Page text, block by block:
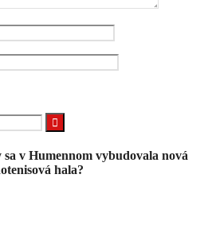
sa v Humennom vybudovala nová
hala?